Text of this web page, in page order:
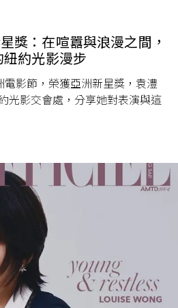
獎：在喧囂與浪漫之間，
約光影漫步
影節，榮獲亞洲新星獎，袁澧
光影交會處，分享她對表演與這